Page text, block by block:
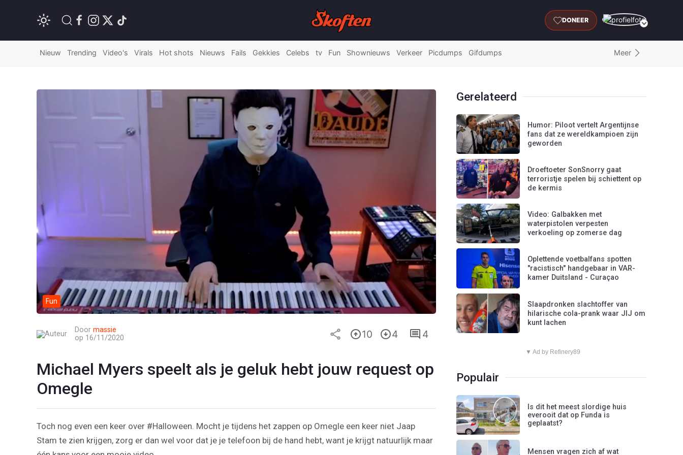
DONEER
Nieuw Trending Video's Virals Hot shots Nieuws Fails Gekkies Celebs tv Fun Shownieuws Verkeer Picdumps Gifdumps Meer
Fun
Door massie
op 16/11/2020
10 4 4
Michael Myers speelt als je geluk hebt jouw request op
Omegle
Toch nog even een keer over #Halloween. Mocht je tijdens het zappen op Omegle een keer niet Jaap
Stam te zien krijgen, zorg er dan wel voor dat je je telefoon bij de hand hebt, want je krijgt natuurlijk maar
Gerelateerd
Humor: Piloot vertelt Argentijnse
fans dat ze wereldkampioen zijn
geworden
Droeftoeter SonSnorry gaat
terroristje spelen bij schiettent op
de kermis
Video: Galbakken met
waterpistolen verpesten
verkoeling op zomerse dag
Oplettende voetbalfans spotten
"racistisch" handgebaar in VAR-
kamer Duitsland - Curaçao
Slaapdronken slachtoffer van
hilarische cola-prank waar JIJ om
kunt lachen
▼ Ad by Refinery89
Populair
Is dit het meest slordige huis
everooit dat op Funda is
geplaatst?
Mensen vragen zich af wat